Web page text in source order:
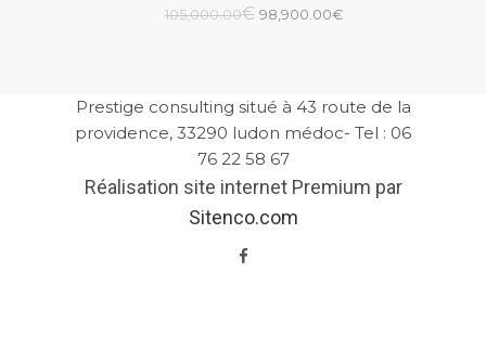
105,000.00€ Le
était :
105,000.00€.
98,900.00€Le
est :
98,900.00€.
Prestige consulting situé à 43 route de la
providence, 33290 ludon médoc- Tel : 06
76 22 58 67
Réalisation site internet Premium par
Sitenco.com